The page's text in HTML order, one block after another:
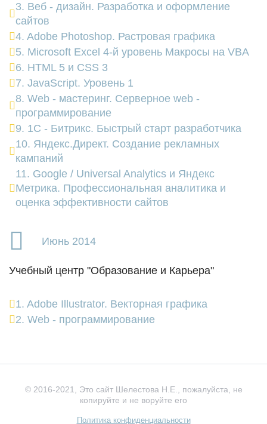
3. Веб - дизайн. Разработка и оформление
сайтов
4. Adobe Photoshop. Растровая графика
5. Microsoft Excel 4-й уровень Макросы на VBA
6. HTML 5 и СSS 3
7. JavaScript. Уровень 1
8. Web - мастеринг. Серверное web -
программирование
9. 1С - Битрикс. Быстрый старт разработчика
10. Яндекс.Директ. Создание рекламных
кампаний
11. Google / Universal Analytics и Яндекс
Метрика. Профессиональная аналитика и
оценка эффективности сайтов
Июнь 2014
Учебный центр "Образование и Карьера"
1. Adobe Illustrator. Векторная графика
2. Web - программирование
© 2016-2021, Это сайт Шелестова Н.Е.,
пожалуйста, не
копируйте и не воруйте его
Политика конфиденциальности